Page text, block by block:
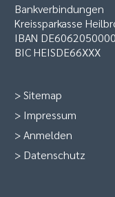
Bankverbindungen
Kreissparkasse
IBAN
BIC HEISDE66XXX
>Sitemap
> Impressum
>Anmelden
> Datenschutz